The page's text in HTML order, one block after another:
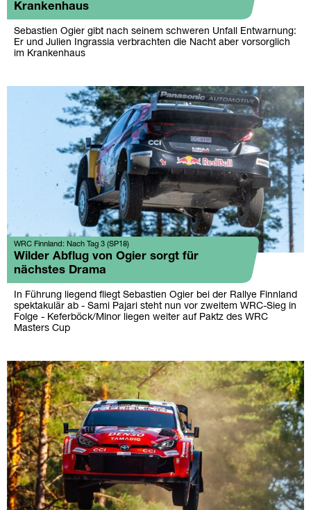
Krankenhaus
Sebastien Ogier gibt nach seinem schweren Unfall Entwarnung:
Er und Julien Ingrassia verbrachten die Nacht aber vorsorglich
im Krankenhaus
WRC Finnland: Nach Tag 3 (SP18)
Wilder Abflug von Ogier sorgt für
nächstes Drama
In Führung liegend fliegt Sebastien Ogier bei der Rallye Finnland
spektakulär ab - Sami Pajari steht nun vor zweitem WRC-Sieg in
Folge - Keferböck/Minor liegen weiter auf Paktz des WRC
Masters Cup